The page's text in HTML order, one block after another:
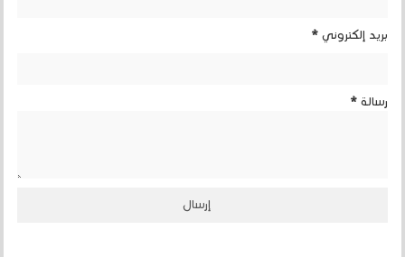
بريد إلكتروني*
رسالة*